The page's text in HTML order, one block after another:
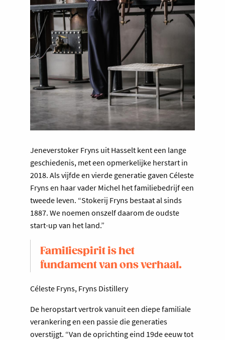
Jeneverstoker Fryns uit Hasselt kent een lange
geschiedenis, met een opmerkelijke herstart in
2018. Als vijfde en vierde generatie gaven Céleste
Fryns en haar vader Michel het familiebedrijf een
tweede leven. “Stokerij Fryns bestaat al sinds
1887. We noemen onszelf daarom de oudste
start-up van het land.”
Familiespirit is het
fundament van ons verhaal.
Céleste Fryns, Fryns Distillery
De heropstart vertrok vanuit een diepe familiale
verankering en een passie die generaties
overstijgt. “Van de oprichting eind 19de eeuw tot